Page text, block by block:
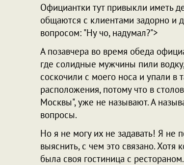
Официантки тут привыкли иметь
общаются с клиентами задорно и
вопросом: "Ну чо, надумал?">
А позавчера во время обеда
где солидные мужчины пили
соскочили с моего носа и упали
расположения, потому что в
Москвы", уже не называют. А
вопросы.
Но я не могу их не задавать! Я не
выяснить, с чем это связано. Хотя
была своя гостиница с